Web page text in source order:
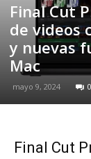
Final Cut
de videos
y nuevas
Mac
mayo 9, 2024 0
Final Cut